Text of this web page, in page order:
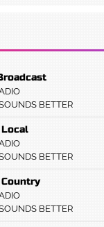
BETTER
Local
BETTER
Country
BETTER